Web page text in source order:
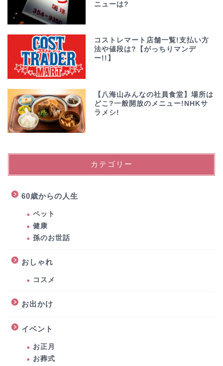
ニューは?
コストレマート店舗一覧!支払い方
法や値段は?【がっちりマンデ
ー!!】
【八海山みんなの社員食堂】場所は
どこ?一般開放のメニュー!NHKサ
ラメシ!
カテゴリー
60歳からの人生
ペット
健康
孫のお世話
おしゃれ
コスメ
お出かけ
イベント
お正月
お葬式